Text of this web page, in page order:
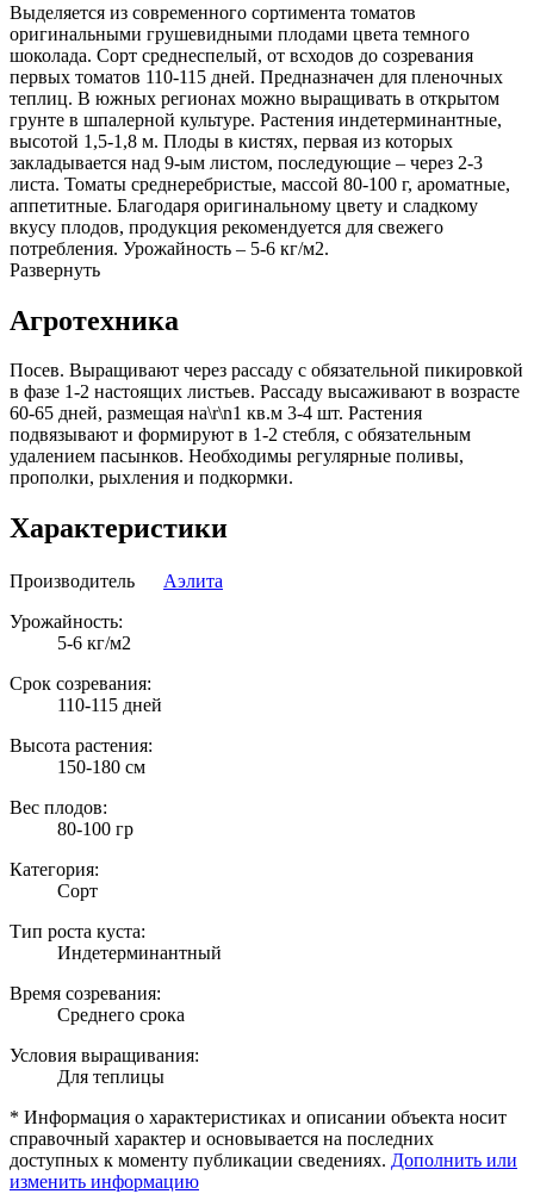
Выделяется из современного сортимента томатов
оригинальными грушевидными плодами цвета темного
шоколада. Сорт среднеспелый, от всходов до созревания
первых томатов 110-115 дней. Предназначен для пленочных
теплиц. В южных регионах можно выращивать в открытом
грунте в шпалерной культуре. Растения индетерминантные,
высотой 1,5-1,8 м. Плоды в кистях, первая из которых
закладывается над 9-ым листом, последующие – через 2-3
листа. Томаты среднеребристые, массой 80-100 г, ароматные,
аппетитные. Благодаря оригинальному цвету и сладкому
вкусу плодов, продукция рекомендуется для свежего
потребления. Урожайность – 5-6 кг/м2.
Развернуть
Агротехника
Посев. Выращивают через рассаду с обязательной пикировкой
в фазе 1-2 настоящих листьев. Рассаду высаживают в возрасте
60-65 дней, размещая на\r\n1 кв.м 3-4 шт. Растения
подвязывают и формируют в 1-2 стебля, c обязательным
удалением пасынков. Необходимы регулярные поливы,
прополки, рыхления и подкормки.
Характеристики
Производитель
Аэлита
Урожайность:
5-6 кг/м2
Срок созревания:
110-115 дней
Высота растения:
150-180 см
Вес плодов:
80-100 гр
Категория:
Сорт
Тип роста куста:
Индетерминантный
Время созревания:
Среднего срока
Условия выращивания:
Для теплицы
* Информация о характеристиках и описании объекта носит
справочный характер и основывается на последних
доступных к моменту публикации сведениях. Дополнить или
изменить информацию